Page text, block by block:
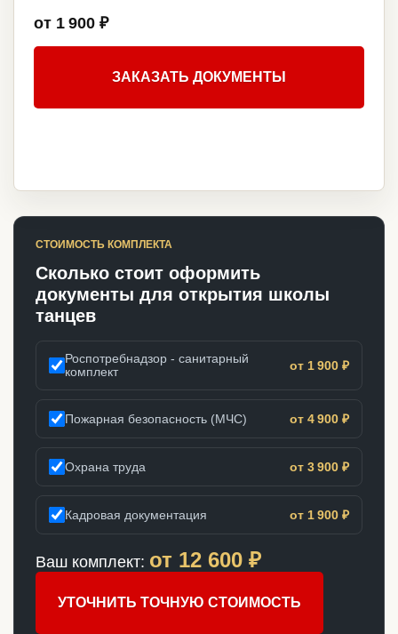
от 1 900 ₽
ЗАКАЗАТЬ ДОКУМЕНТЫ
СТОИМОСТЬ КОМПЛЕКТА
Сколько стоит оформить
документы для открытия школы
танцев
Роспотребнадзор - санитарный
комплект
от 1 900 ₽
Пожарная безопасность (МЧС) от 4 900 ₽
Охрана труда от 3 900 ₽
Кадровая документация от 1 900 ₽
Ваш комплект: от 12 600 ₽
УТОЧНИТЬ ТОЧНУЮ СТОИМОСТЬ